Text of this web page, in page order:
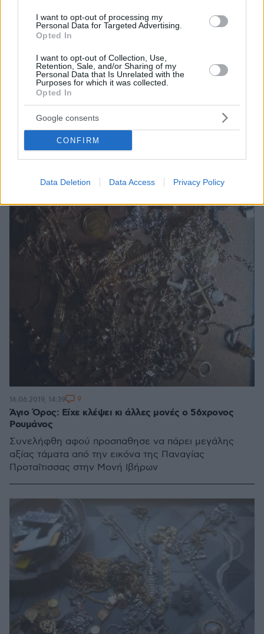
I want to opt-out of processing my
Personal Data for Targeted Advertising.
Opted In
I want to opt-out of Collection, Use,
Retention, Sale, and/or Sharing of my
Personal Data that Is Unrelated with the
Purposes for which it was collected.
Opted In
Google consents
CONFIRM
Data Deletion Data Access Privacy Policy
Ιερόσυλος ξάφρισε τάματα από εκκλησία στη Ρόδο
Συνελήφθη την ώρα που αναζητούσε
20.06.2019, 11:59 1
Άγιο Όρος: Είχε κλέψει κι άλλες μονές ο 56χρονος
Ρουμάνος
Συνελήφθη αφού προσπαθησε να πάρει μεγάλης
αξίας τάματα από την εικόνα της Παναγίας
Προταΐτισσας στην Μονή Ιβήρων
16.06.2019, 14:39 9